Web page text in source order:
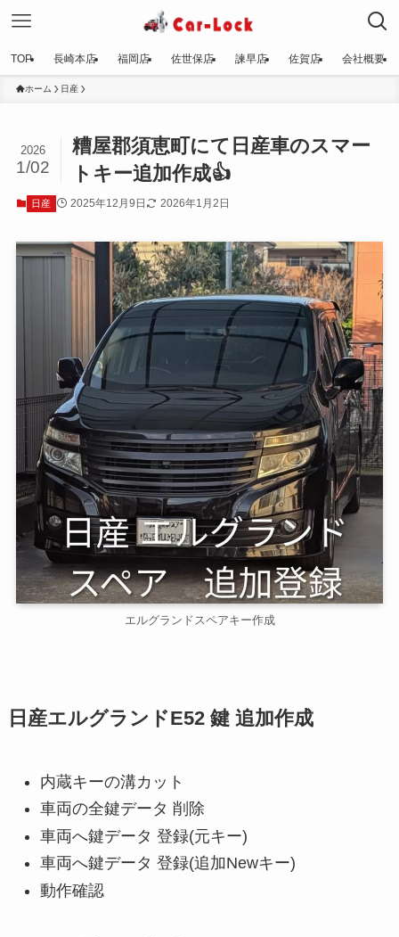
TOP 長崎本店 福岡店 佐世保店 諫早店 佐賀店 会社概要
ホーム 日産
糟屋郡須恵町にて日産車のスマー
トキー追加作成👍
2026
1/02
日産 2025年12月9日 2026年1月2日
エルグランドスペアキー作成
日産エルグランドE52 鍵 追加作成
内蔵キーの溝カット
車両の全鍵データ 削除
車両へ鍵データ 登録(元キー)
車両へ鍵データ 登録(追加Newキー)
動作確認